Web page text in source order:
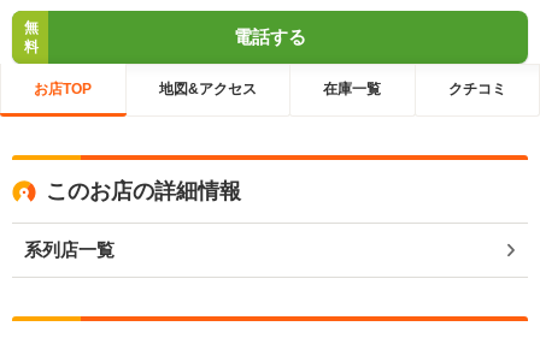
無
料
電話する
お店TOP 地図&アクセス 在庫一覧 クチコミ
このお店の詳細情報
系列店一覧